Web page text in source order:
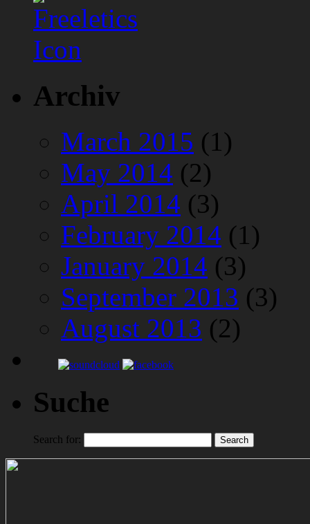
Archiv
March 2015 (1)
May 2014 (2)
April 2014 (3)
February 2014 (1)
January 2014 (3)
September 2013 (3)
August 2013 (2)
Suche
Search for: